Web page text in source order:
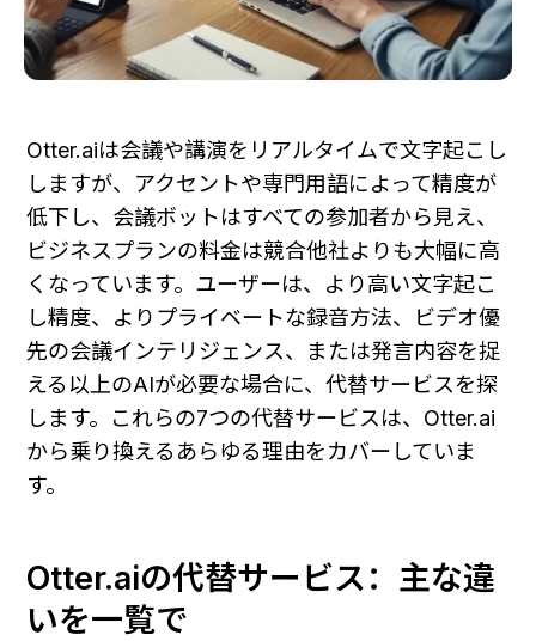
Otter.aiは会議や講演をリアルタイムで文字起こし
しますが、アクセントや専門用語によって精度が
低下し、会議ボットはすべての参加者から見え、
ビジネスプランの料金は競合他社よりも大幅に高
くなっています。ユーザーは、より高い文字起こ
し精度、よりプライベートな録音方法、ビデオ優
先の会議インテリジェンス、または発言内容を捉
える以上のAIが必要な場合に、代替サービスを探
します。これらの7つの代替サービスは、Otter.ai
から乗り換えるあらゆる理由をカバーしていま
す。
Otter.aiの代替サービス：主な違
いを一覧で